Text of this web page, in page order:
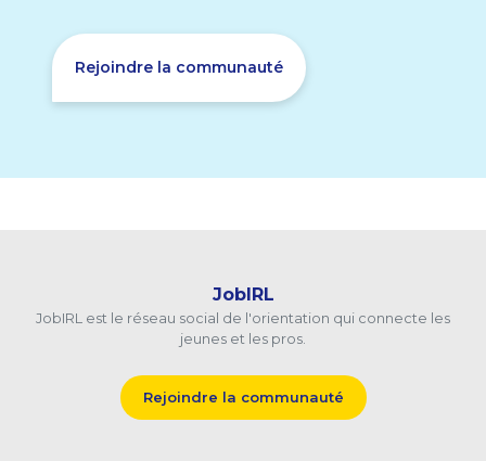
Rejoindre la communauté
JobIRL
JobIRL est le réseau social de l'orientation qui connecte les
jeunes et les pros.
Rejoindre la communauté